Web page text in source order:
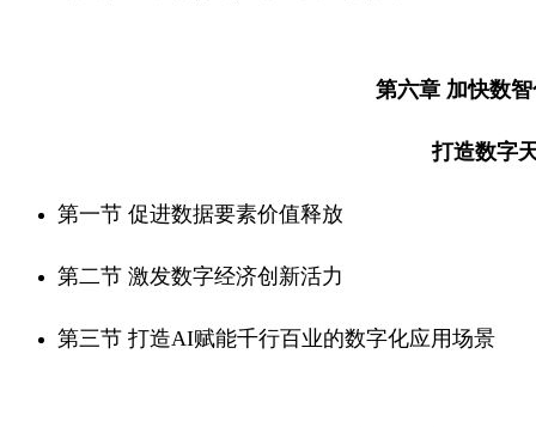
第六章 加快数
打造数字
第一节 促进数据要素价值释放
第二节 激发数字经济创新活力
第三节 打造AI赋能千行百业的数字化应用场景